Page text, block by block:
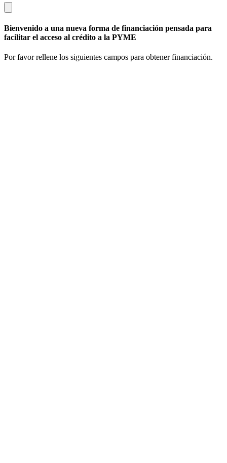
Bienvenido a una nueva forma de financiación pensada para
facilitar el acceso al crédito a la PYME
Por favor rellene los siguientes campos para obtener financiación.